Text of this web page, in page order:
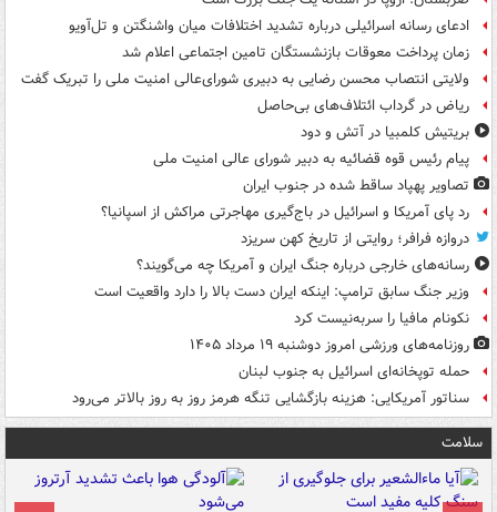
ادعای رسانه اسرائیلی درباره تشدید اختلافات میان واشنگتن و تل‌آویو
زمان پرداخت معوقات بازنشستگان تامین اجتماعی اعلام شد
ولایتی انتصاب محسن رضایی به دبیری شورای‌عالی امنیت ملی را تبریک گفت
ریاض در گرداب ائتلاف‌های بی‌حاصل
بریتیش کلمبیا در آتش و دود
پیام رئیس قوه قضائیه به دبیر شورای عالی امنیت ملی
تصاویر پهپاد ساقط شده در جنوب ایران
رد پای آمریکا و اسرائیل در باج‌گیری مهاجرتی مراکش از اسپانیا؟
دروازه فرافر؛ روایتی از تاریخ کهن سریزد
رسانه‌های خارجی درباره جنگ ایران و آمریکا چه می‌گویند؟
وزیر جنگ سابق ترامپ: اینکه ایران دست بالا را دارد واقعیت است
نکونام مافیا را سربه‌نیست کرد
روزنامه‌های ورزشی امروز دوشنبه ۱۹ مرداد ۱۴۰۵
حمله توپخانه‌ای اسرائیل به جنوب لبنان
سناتور آمریکایی: هزینه بازگشایی تنگه هرمز روز به روز بالاتر می‌رود
سلامت